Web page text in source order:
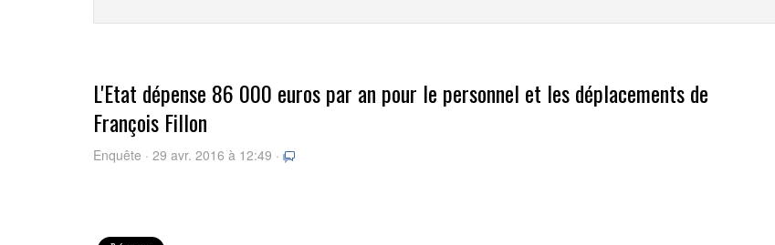
L'Etat dépense 86 000 euros par an pour le personnel et les déplacements de
François Fillon
Enquête · 29 avr. 2016 à 12:49 ·